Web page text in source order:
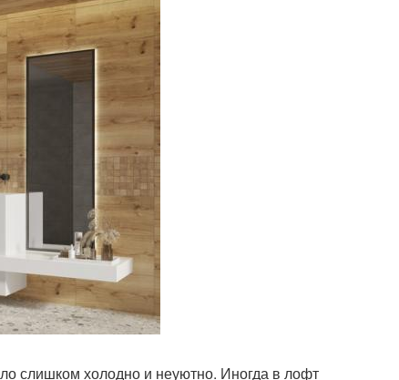
слишком холодно и неуютно. Иногда в лофт